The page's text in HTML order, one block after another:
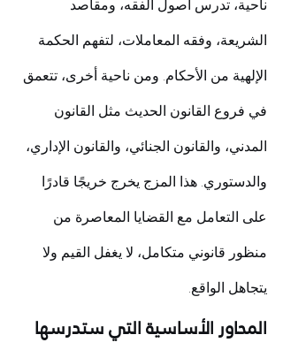
ناحية، تدرس أصول الفقه، ومقاصد
الشريعة، وفقه المعاملات، لتفهم الحكمة
الإلهية من الأحكام. ومن ناحية أخرى، تتعمق
في فروع القانون الحديث مثل القانون
المدني، والقانون الجنائي، والقانون الإداري،
والدستوري. هذا المزج يخرج خريجًا قادرًا
على التعامل مع القضايا المعاصرة من
منظور قانوني متكامل، لا يغفل القيم ولا
يتجاهل الواقع.
المحاور الأساسية التي ستدرسها